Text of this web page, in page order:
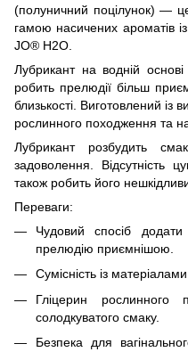
(полуничний поцілунок) —
гамою насичених ароматів
JO® H2O.
Лубрикант на водній
робить прелюдії більш
близькості. Виготовлений із
рослинного походження та
Лубрикант розбудить
задоволення. Відсутність
також робить його
Переваги:
Чудовий спосіб
прелюдію приємнішою.
Сумісність із
Гліцерин рослинного
солодкуватого смаку.
Безпека для